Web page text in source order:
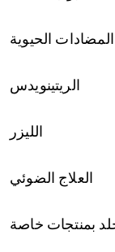
المضادات الحيوية
الريتينويدس
الليزر
العلاج الضوئي
بمنتجات خاصة